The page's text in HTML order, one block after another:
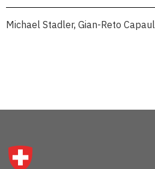
Michael Stadler, Gian-Reto Capaul